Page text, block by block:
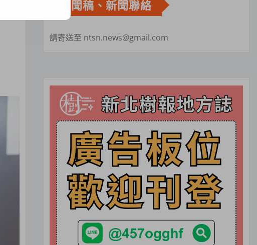
新聞稿、新聞聯絡
請寄送至 ntsn.news@gmail.com